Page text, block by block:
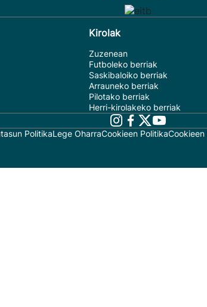
Kirolak
Zuzenean
Futboleko berriak
Saskibaloiko berriak
Arrauneko berriak
Pilotako berriak
Herri-kirolakeko berriak
PolitikaLege OharraCookieen PolitikaCookieen